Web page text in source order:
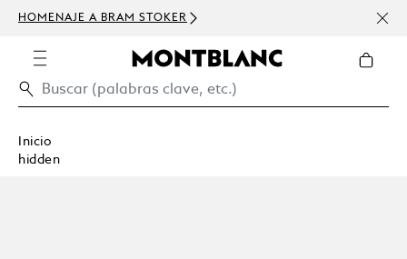
HOMENAJE A BRAM STOKER
USD
Inicio
hidden